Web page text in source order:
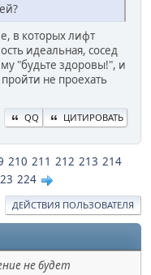
в которых лифт
идеальная, сосед
"будьте здоровы!", и
не проехать
QQ ЦИТИРОВАТЬ
210 211 212 213 214
224
ДЕЙСТВИЯ ПОЛЬЗОВАТЕЛЯ
не будет